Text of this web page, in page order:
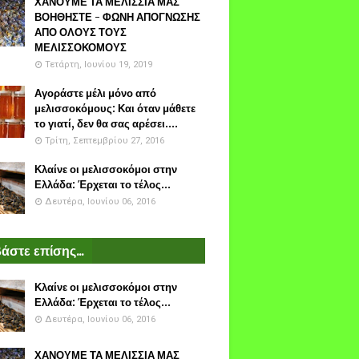
ΒΟΗΘΗΣΤΕ - ΦΩΝΗ ΑΠΟΓΝΩΣΗΣ
ΑΠΟ ΟΛΟΥΣ ΤΟΥΣ
ΜΕΛΙΣΣΟΚΟΜΟΥΣ
Τετάρτη, Ιουνίου 19, 2019
Αγοράστε μέλι μόνο από
μελισσοκόμους: Και όταν μάθετε
το γιατί, δεν θα σας αρέσει....
Τρίτη, Σεπτεμβρίου 27, 2016
Κλαίνε οι μελισσοκόμοι στην
Ελλάδα: Έρχεται το τέλος...
Δευτέρα, Ιουνίου 06, 2016
επίσης...
Κλαίνε οι μελισσοκόμοι στην
Ελλάδα: Έρχεται το τέλος...
Δευτέρα, Ιουνίου 06, 2016
ΧΑΝΟΥΜΕ ΤΑ ΜΕΛΙΣΣΙΑ ΜΑΣ